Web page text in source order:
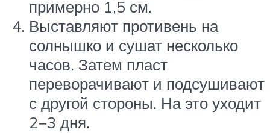
примерно 1,5 см.
Выставляют противень на
солнышко и сушат несколько
часов. Затем пласт
переворачивают и подсушивают
с другой стороны. На это уходит
2−3 дня.